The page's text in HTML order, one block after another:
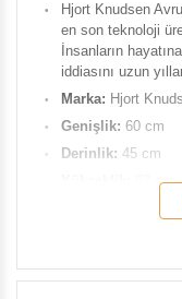
Hjort Knudsen
en son teknoloji
İnsanların
iddiasını uzun
Marka: Hjort
Genişlik: 60 cm
Derinlik: 45 cm
83 cm
Oturum